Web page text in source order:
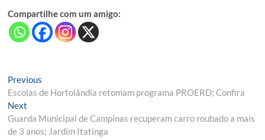
Compartilhe com um amigo:
Navegação
de
Post
Previous
post:
Escolas de Hortolândia retomam programa PROERD; Confira
Next
post:
Guarda Municipal de Campinas recuperam carro roubado a mais
de 3 anos; Jardim Itatinga